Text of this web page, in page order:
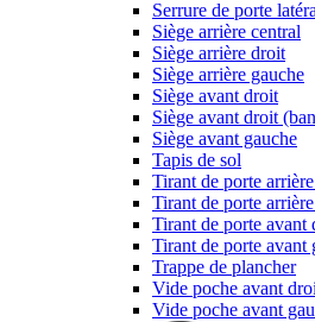
Serrure de porte
Siège arrière central
Siège arrière droit
Siège arrière gauche
Siège avant droit
Siège avant droit
Siège avant gauche
Tapis de sol
Tirant de porte
Tirant de porte
Tirant de porte avant
Tirant de porte avant
Trappe de plancher
Vide poche avant
Vide poche avant